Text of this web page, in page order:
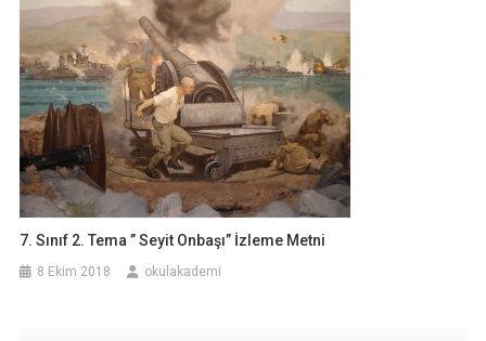
7. Sınıf 2. Tema ” Seyit Onbaşı” İzleme Metni
8 Ekim 2018 okulakademi